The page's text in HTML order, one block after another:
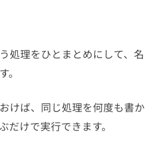
処理をひとまとめにして、名
。
けば、同じ処理を何度も書か
だけで実行できます。